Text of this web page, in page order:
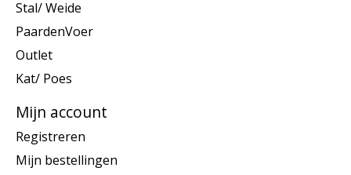
Stal/ Weide
PaardenVoer
Outlet
Kat/ Poes
Mijn account
Registreren
Mijn bestellingen